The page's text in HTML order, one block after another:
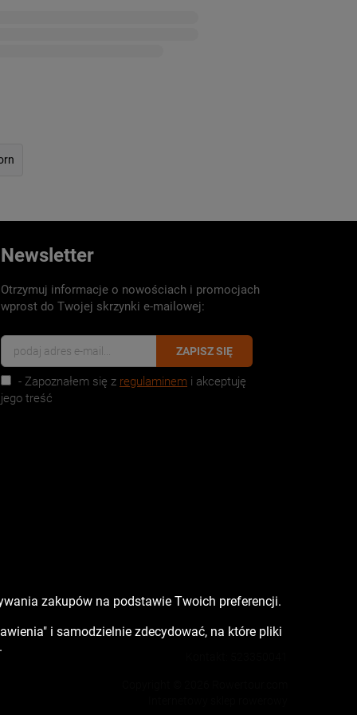
Newsletter
Otrzymuj informacje o nowościach i promocjach
wprost do Twojej skrzynki e-mailowej:
ZAPISZ SIĘ
- Zapoznałem się z regulaminem i akceptuję
jego treść
zakupów na podstawie Twoich preferencji.
i samodzielnie zdecydować, na które pliki
.